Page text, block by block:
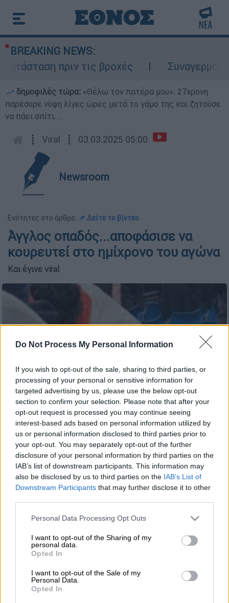
Do Not Process My Personal Information
If you wish to opt-out of the sale, sharing to third parties, or
processing of your personal or sensitive information for
targeted advertising by us, please use the below opt-out
section to confirm your selection. Please note that after your
opt-out request is processed you may continue seeing
interest-based ads based on personal information utilized by
us or personal information disclosed to third parties prior to
your opt-out. You may separately opt-out of the further
disclosure of your personal information by third parties on the
IAB’s list of downstream participants. This information may
also be disclosed by us to third parties on the IAB’s List of
Downstream Participants that may further disclose it to other
Please note that this website/app uses one or more Google
not limited to your visit or usage behaviour. You may click to
grant or deny consent to Google and its third-party tags to
use your data for below specified purposes in below Google
consent section.
Personal Data Processing Opt Outs
I want to opt-out of the Sharing of my
personal data.
Opted In
I want to opt-out of the Sale of my
Personal Data.
Opted In
BREAKING NEWS:
πριν τις βροχές
Συναγερμός
δημοφιλές τώρα: «Θέλω τον πατέρα μου»: 27χρονη
παρέσυρε νύφη λίγες ώρες μετά το γάμο της και ζητούσε
να πάει σπίτι...
┋ Viral ┋ 03.03.2025 05:00
Newsroom
Ενότητες στο άρθρο: 📌 Δείτε το βίντεο
Άγγλος οπαδός...αποφάσισε να
κουρευτεί στο ημίχρονο του αγώνα
Και έγινε viral
Άγγλος οπαδός...αποφάσισε να κουρευτεί στο ημίχρονο του
αγώνα
Προσθέστε το ΕΘΝΟΣ στη Google
Άγγλος οπαδός κάνει το γύρο του
ώρα που η Μανστεστερ Σίτι έπαιζε με τη
Ρεάλ Μαδρίτης.
Στο βίντεο που ανέβηκε στο X το βράδυ της
Τρίτης, ο οπαδός φαίνεται να κάθεται στην
κερκίδα της ομάδας, ενώ ένας φίλος του